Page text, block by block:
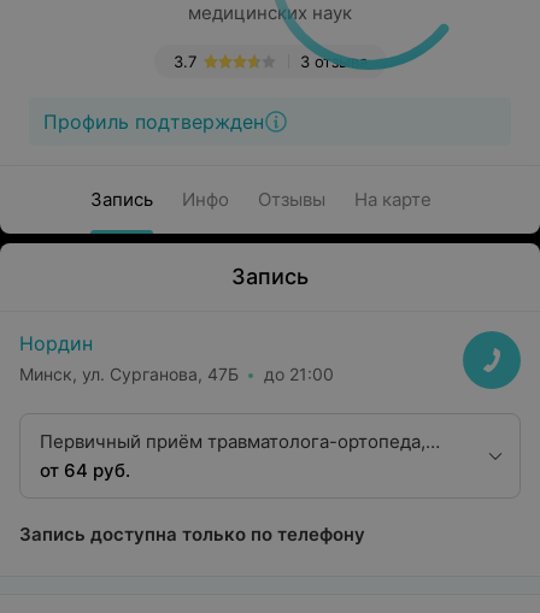
медицинских наук
3 отзыва
3.7
Профиль подтвержден
Запись Инфо Отзывы На карте
Запись
Нордин
Минск, ул. Сурганова, 47Б до 21:00
Первичный приём травматолога-ортопеда,
кандидата медицинских наук, высшей
от 64 руб.
Запись доступна только по телефону